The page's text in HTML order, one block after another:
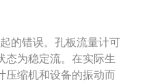
错误。孔板流量计可
态为稳定流。在实际生
压缩机和设备的振动而